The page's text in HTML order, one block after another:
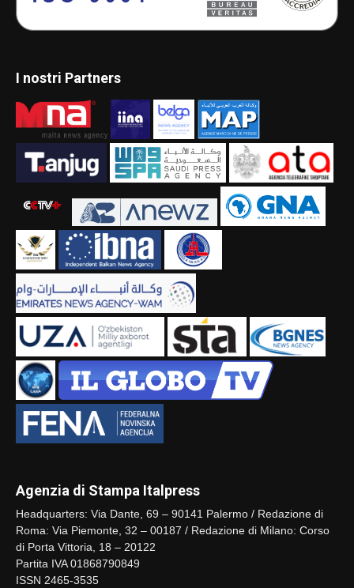
I nostri Partners
Agenzia di Stampa Italpress
Headquarters: Via Dante, 69 – 90141 Palermo / Redazione di
Roma: Via Piemonte, 32 – 00187 / Redazione di Milano: Corso
di Porta Vittoria, 18 – 20122
Partita IVA 01868790849
ISSN 2465-3535